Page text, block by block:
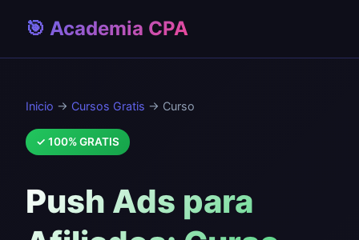
🎯 Academia CPA
Inicio → Cursos Gratis → Curso
✓ 100% GRATIS
Push Ads para